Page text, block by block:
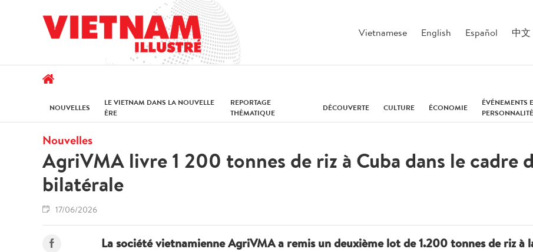
Vietnamese English Español 中文
NOUVELLES
LE VIETNAM DANS LA NOUVELLE
ÈRE
REPORTAGE
THÉMATIQUE
DÉCOUVERTE CULTURE ÉCONOMIE
ÉVÉNEMENTS
Nouvelles
AgriVMA livre 1 200 tonnes de riz à Cuba dans le cadre
bilatérale
17/06/2026
La société vietnamienne AgriVMA a remis un deuxième lot de 1.200 tonnes de riz à